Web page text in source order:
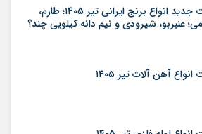
قیمت جدید انواع برنج ایرانی تیر ۱۴۰۵؛ طارم،
عنبربو، شیرودی و نیم دانه کیلویی چند؟
آهن آلات تیر ۱۴۰۵